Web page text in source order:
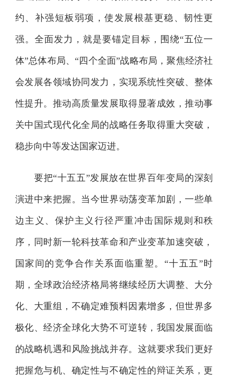
约、补强短板弱项，使发展根基更稳、韧性更
强。全面发力，就是要锚定目标，围绕“五位一
体”总体布局、“四个全面”战略布局，聚焦经济社
会发展各领域协同发力，实现系统性突破、整体
性提升。推动高质量发展取得显著成效，推动事
关中国式现代化全局的战略任务取得重大突破，
稳步向中等发达国家迈进。
要把“十五五”发展放在世界百年变局的深刻
演进中来把握。当今世界动荡变革加剧，一些单
边主义、保护主义行径严重冲击国际规则和秩
序，同时新一轮科技革命和产业变革加速突破，
国家间的竞争合作关系面临重塑。“十五五”时
期，全球政治经济格局将继续经历大调整、大分
化、大重组，不确定难预料因素增多，但世界多
极化、经济全球化大势不可逆转，我国发展面临
的战略机遇和风险挑战并存。这就要求我们更好
把握危与机、确定性与不确定性的辩证关系，更